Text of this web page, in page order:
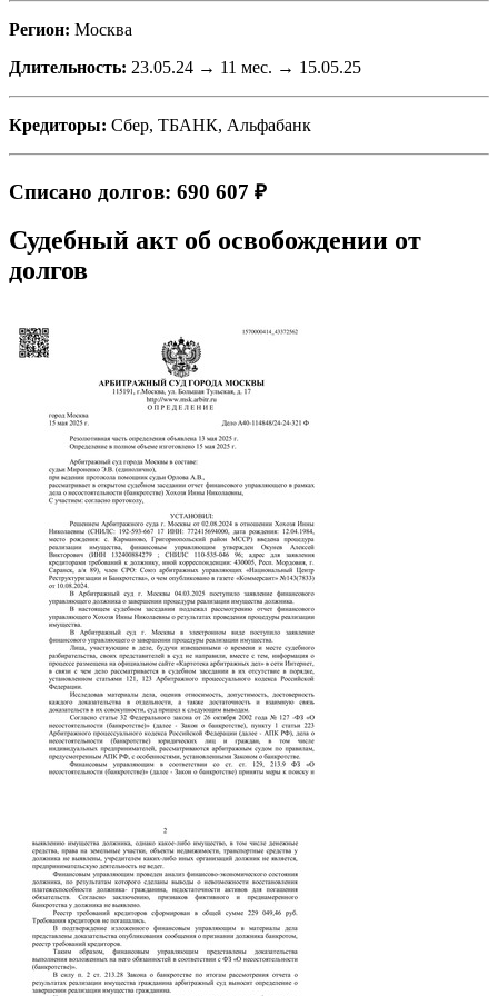
Регион: Москва
Длительность: 23.05.24 → 11 мес. → 15.05.25
Кредиторы: Сбер, ТБАНК, Альфабанк
Списано долгов: 690 607 ₽
Судебный акт об освобождении от
долгов